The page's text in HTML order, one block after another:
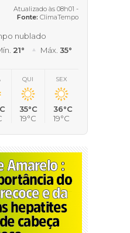
Atualizado às 08h01 -
Fonte: ClimaTempo
nublado
21° Máx. 35°
QUI
35°C
19°C
SEX
36°C
19°C